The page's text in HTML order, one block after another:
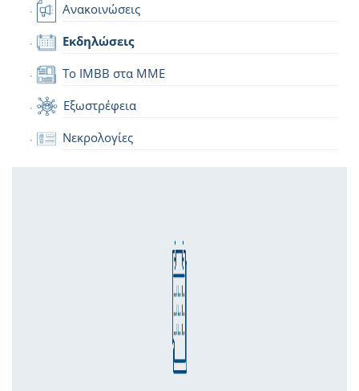
Ανακοινώσεις
Εκδηλώσεις
Το IMBB στα ΜΜΕ
Εξωστρέφεια
Νεκρολογίες